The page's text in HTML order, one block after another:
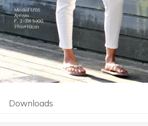
Downloads